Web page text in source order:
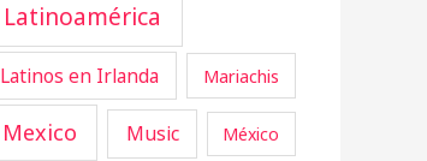
Latinoamérica
Latinos en Irlanda Mariachis
Mexico Music México